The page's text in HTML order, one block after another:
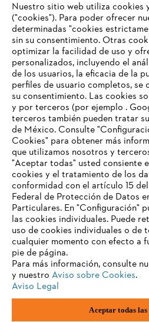
Empresa
Preguntas frecuentes
Contacto
Aviso de privacidad
Aviso de privacidad sobre cookies
Andreas STIHL S.A. de C.V., con
TU NAVEGADOR NO
COMPATIBLE
El navegador que estás utilizando
nuestra página web. Para que
contenido, utiliza uno de los
firefox
safari
Nuestro sitio web utiliza cookies
("cookies"). Para poder ofrecer
determinadas "cookies
sin su consentimiento. Otras
optimizar la facilidad de uso y
personalizados, incluyendo el
de los usuarios, la eficacia de la
perfiles de usuario completos, se
su consentimiento. Las cookies
y por terceros (por ejemplo .
terceros también pueden tratar
de México. Consulte
Cookies" para obtener más
que utilizamos nosotros y
"Aceptar todas" usted consiente
cookies y el tratamiento de los
conformidad con el artículo 15
Federal de Protección de Datos
Particulares. En "Configuración"
las cookies individuales. Puede
uso de cookies individuales o de
cualquier momento con efecto a
pie de página.
Para más información, consulte
y nuestro Aviso sobre Cookies.
Aviso Legal
Aceptar todas las